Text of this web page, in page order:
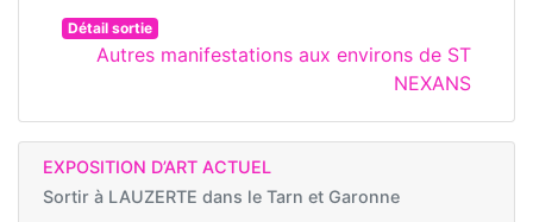
Détail sortie
Autres manifestations aux environs de ST
NEXANS
EXPOSITION D’ART ACTUEL
Sortir à LAUZERTE dans le Tarn et Garonne